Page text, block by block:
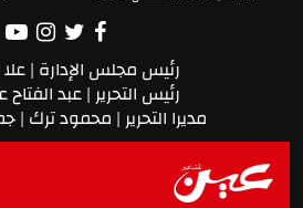
رئيس مجلس الإدارة |
رئيس التحرير | عبد
مديرا التحرير | محمود ترك |